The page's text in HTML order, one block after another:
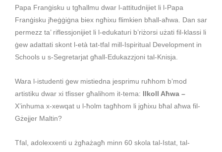
Papa Franġisku u tgħallmu dwar l-attitudnijiet li l-Papa
Franġisku jħeġġiġna biex ngħixu flimkien bħall-aħwa. Dan sar
permezz ta’ riflessjonijiet li l‑edukaturi b’riżorsi użati fil‑klassi li
ġew adattati skont l-età tat-tfal mill‑Ispiritual Development in
Schools u s-Segretarjat għall-Edukazzjoni tal-Knisja.
Wara l-istudenti ġew mistiedna jesprimu ruħhom b’mod
artistiku dwar xi tfisser għalihom it-tema:
Ilkoll Aħwa –
X’inhuma x-xewqat u l-ħolm tagħhom li jgħixu bħal aħwa fil-
Gżejjer Maltin?
Tfal, adolexxenti u żgħażagħ minn 60 skola tal-Istat, tal-